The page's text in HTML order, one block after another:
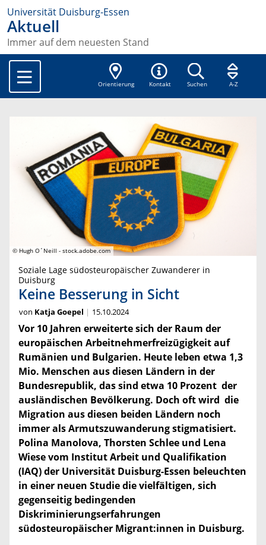
Universität Duisburg-Essen
Aktuell
Immer auf dem neuesten Stand
Orientierung Kontakt Suchen A-Z
© Hugh O´Neill - stock.adobe.com
Soziale Lage südosteuropäischer Zuwanderer in
Duisburg
Keine Besserung in Sicht
von Katja Goepel 15.10.2024
Vor 10 Jahren erweiterte sich der Raum der
europäischen Arbeitnehmerfreizügigkeit auf
Rumänien und Bulgarien. Heute leben etwa 1,3
Mio. Menschen aus diesen Ländern in der
Bundesrepublik, das sind etwa 10 Prozent der
ausländischen Bevölkerung. Doch oft wird die
Migration aus diesen beiden Ländern noch
immer als Armutszuwanderung stigmatisiert.
Polina Manolova, Thorsten Schlee und Lena
Wiese vom Institut Arbeit und Qualifikation
(IAQ) der Universität Duisburg-Essen beleuchten
in einer neuen Studie die vielfältigen, sich
gegenseitig bedingenden
Diskriminierungserfahrungen
südosteuropäischer Migrant:innen in Duisburg.